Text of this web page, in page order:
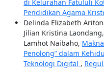
di Kelurahan Fatululi
Pendidikan Agama
Delinda Elizabeth
Jilian Kristina
Lamhot Naibaho,
Penolong” dalam
Teknologi Digital ,